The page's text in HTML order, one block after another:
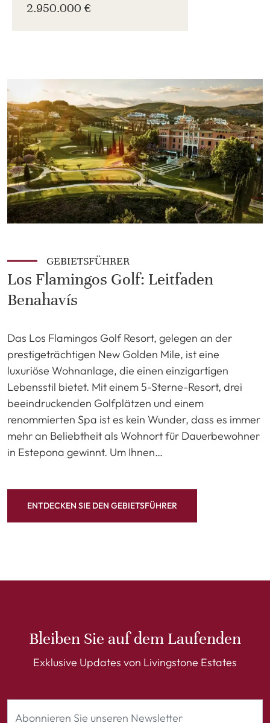
2.950.000 €
GEBIETSFÜHRER
Los Flamingos Golf: Leitfaden
Benahavís
Das Los Flamingos Golf Resort, gelegen an der
prestigeträchtigen New Golden Mile, ist eine
luxuriöse Wohnanlage, die einen einzigartigen
Lebensstil bietet. Mit einem 5-Sterne-Resort, drei
beeindruckenden Golfplätzen und einem
renommierten Spa ist es kein Wunder, dass es immer
mehr an Beliebtheit als Wohnort für Dauerbewohner
in Estepona gewinnt. Um Ihnen…
ENTDECKEN SIE DEN GEBIETSFÜHRER
Bleiben Sie auf dem Laufenden
Exklusive Updates von Livingstone Estates